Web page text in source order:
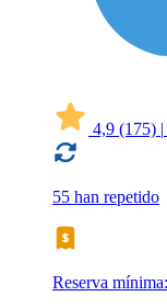
4,9 (175) |
55 han repetido
Reserva